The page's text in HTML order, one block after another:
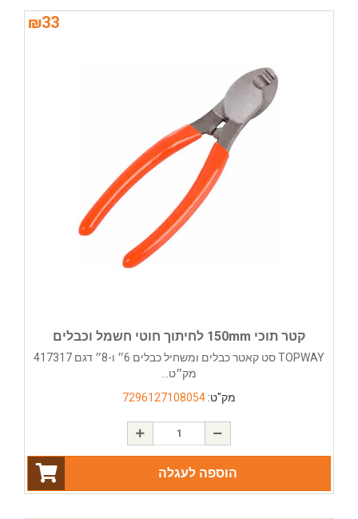
₪33
קטר תוכי 150mm לחיתוך חוטי חשמל וכבלים
TOPWAY סט קאטר כבלים ומשחיל כבלים 6״ ו-8״ דגם 417317
מק״ט...
מק"ט: 7296127108054
הוספה לעגלה